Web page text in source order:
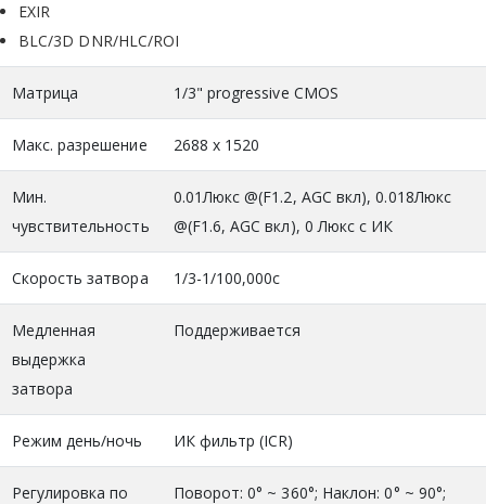
EXIR
BLC/3D DNR/HLC/ROI
Матрица 1/3" progressive CMOS
Макс. разрешение 2688 x 1520
Мин.
чувствительность
0.01Люкс @(F1.2, AGC вкл), 0.018Люкс
@(F1.6, AGC вкл), 0 Люкс с ИК
Скорость затвора 1/3-1/100,000с
Медленная
выдержка
затвора
Поддерживается
Режим день/ночь ИК фильтр (ICR)
Регулировка по
Поворот: 0° ~ 360°; Наклон: 0° ~ 90°;